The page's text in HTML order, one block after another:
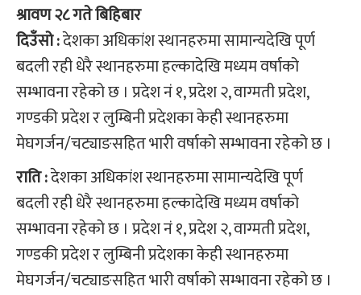
श्रावण २८ गते बिहिबार
दिउँसो :देशका अधिकांश स्थानहरुमा सामान्यदेखि पूर्ण
बदली रही धेरै स्थानहरुमा हल्कादेखि मध्यम वर्षाको
सम्भावना रहेको छ । प्रदेश नं १, प्रदेश २, वाग्मती प्रदेश,
गण्डकी प्रदेश र लुम्बिनी प्रदेशका केही स्थानहरुमा
मेघगर्जन/चट्याङसहित भारी वर्षाको सम्भावना रहेको छ ।
राति :देशका अधिकांश स्थानहरुमा सामान्यदेखि पूर्ण
बदली रही धेरै स्थानहरुमा हल्कादेखि मध्यम वर्षाको
सम्भावना रहेको छ । प्रदेश नं १, प्रदेश २, वाग्मती प्रदेश,
गण्डकी प्रदेश र लुम्बिनी प्रदेशका केही स्थानहरुमा
मेघगर्जन/चट्याङसहित भारी वर्षाको सम्भावना रहेको छ ।